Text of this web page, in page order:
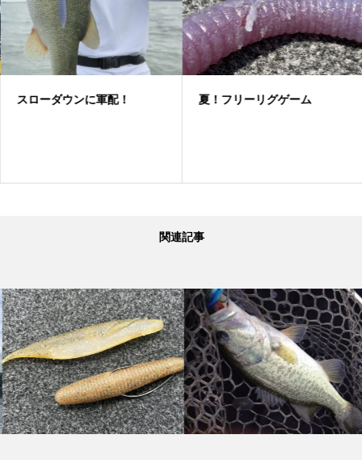
スローダウンに軍配！ 夏！フリーリグゲーム
関連記事